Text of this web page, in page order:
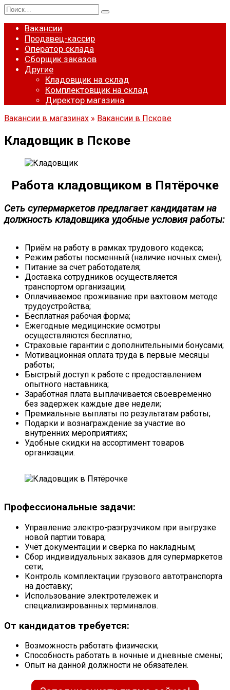
Перейти
к
содержанию
Search
for:
Вакансии
Продавец-кассир
Оператор склада
Сборщик заказов
Другие
Кладовщик на склад
Комплектовщик на склад
Директор магазина
Вакансии в магазинах » Вакансии в Пскове
Кладовщик в Пскове
Работа кладовщиком в Пятёрочке
Сеть супермаркетов предлагает кандидатам на
должность кладовщика удобные условия работы:
Приём на работу в рамках трудового кодекса;
Режим работы посменный (наличие ночных смен);
Питание за счет работодателя;
Доставка сотрудников осуществляется
транспортом организации;
Оплачиваемое проживание при вахтовом методе
трудоустройства;
Бесплатная рабочая форма;
Ежегодные медицинские осмотры
осуществляются бесплатно;
Страховые гарантии с дополнительными бонусами;
Мотивационная оплата труда в первые месяцы
работы;
Быстрый доступ к работе с предоставлением
опытного наставника;
Заработная плата выплачивается своевременно
без задержек каждые две недели;
Премиальные выплаты по результатам работы;
Подарки и вознаграждение за участие во
внутренних мероприятиях;
Удобные скидки на ассортимент товаров
организации.
Профессиональные задачи:
Управление электро-разгрузчиком при выгрузке
новой партии товара;
Учёт документации и сверка по накладным;
Сбор индивидуальных заказов для супермаркетов
сети;
Контроль комплектации грузового автотранспорта
на доставку;
Использование электротележек и
специализированных терминалов.
От кандидатов требуется:
Возможность работать физически;
Способность работать в ночные и дневные смены;
Опыт на данной должности не обязателен.